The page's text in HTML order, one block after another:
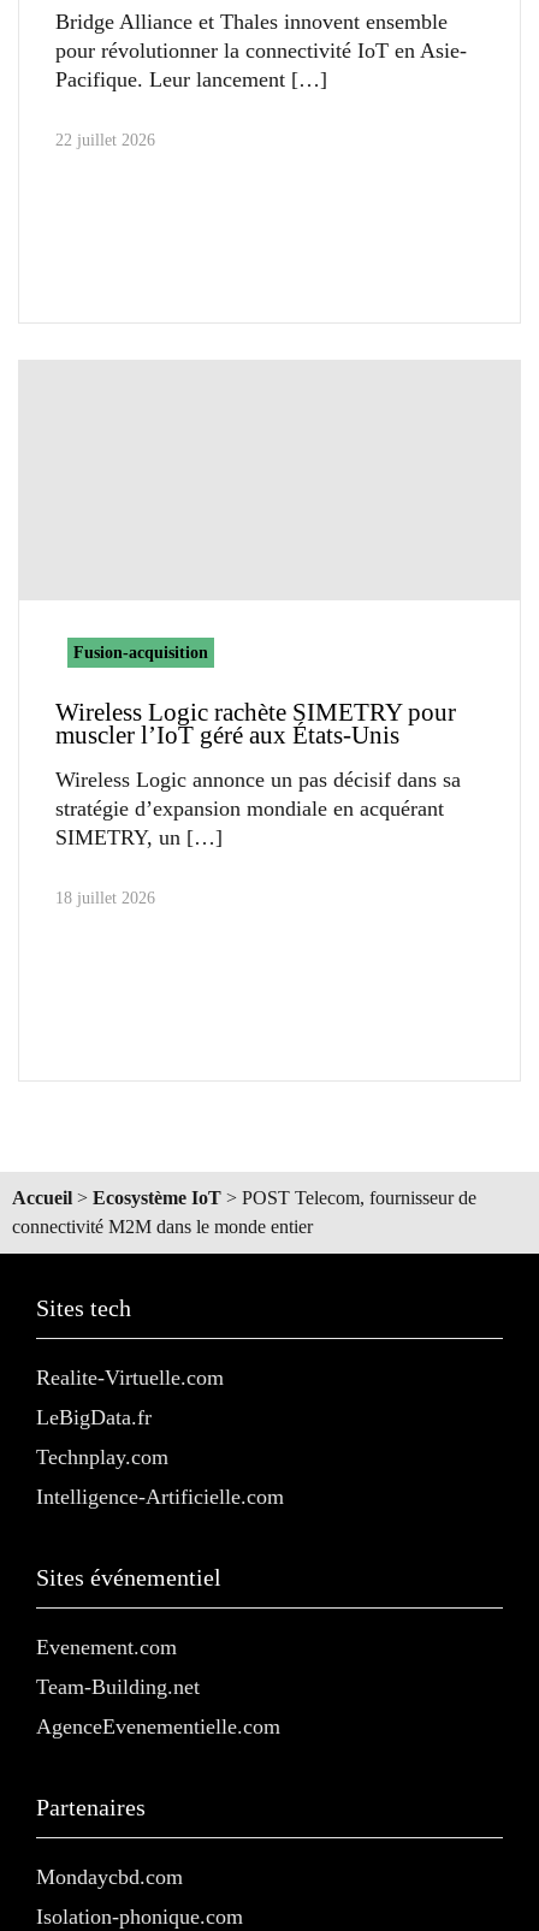
Bridge Alliance et Thales innovent ensemble
pour révolutionner la connectivité IoT en Asie-
Pacifique. Leur lancement
22 juillet 2026
Fusion-acquisition
Wireless Logic rachète SIMETRY pour
muscler l’IoT géré aux États-Unis
Wireless Logic annonce un pas décisif dans sa
stratégie d’expansion mondiale en acquérant
SIMETRY, un
18 juillet 2026
Accueil > Ecosystème IoT > POST Telecom, fournisseur de
connectivité M2M dans le monde entier
Sites tech
Realite-Virtuelle.com
LeBigData.fr
Technplay.com
Intelligence-Artificielle.com
Sites événementiel
Evenement.com
Team-Building.net
AgenceEvenementielle.com
Partenaires
Mondaycbd.com
Isolation-phonique.com